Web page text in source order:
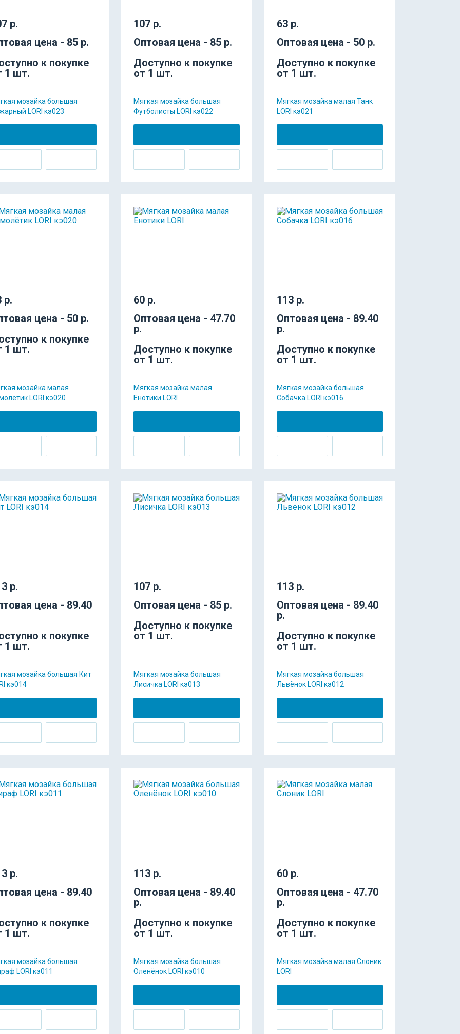
р.
цена - 85 р.
к покупке
1 шт.
мозайка большая
LORI кэ023
107 р.
Оптовая цена - 85 р.
Доступно к покупке
от 1 шт.
Мягкая мозайка большая
Футболисты LORI кэ022
63 р.
Оптовая цена - 50 р.
Доступно к покупке
от 1 шт.
Мягкая мозайка малая Танк
LORI кэ021
р.
цена - 50 р.
к покупке
1 шт.
мозайка малая
LORI кэ020
60 р.
Оптовая цена - 47.70
р.
Доступно к покупке
от 1 шт.
Мягкая мозайка малая
Енотики LORI
113 р.
Оптовая цена - 89.40
р.
Доступно к покупке
от 1 шт.
Мягкая мозайка большая
Собачка LORI кэ016
р.
цена - 89.40
к покупке
1 шт.
мозайка большая Кит
кэ014
107 р.
Оптовая цена - 85 р.
Доступно к покупке
от 1 шт.
Мягкая мозайка большая
Лисичка LORI кэ013
113 р.
Оптовая цена - 89.40
р.
Доступно к покупке
от 1 шт.
Мягкая мозайка большая
Львёнок LORI кэ012
р.
цена - 89.40
к покупке
1 шт.
мозайка большая
LORI кэ011
113 р.
Оптовая цена - 89.40
р.
Доступно к покупке
от 1 шт.
Мягкая мозайка большая
Оленёнок LORI кэ010
60 р.
Оптовая цена - 47.70
р.
Доступно к покупке
от 1 шт.
Мягкая мозайка малая Слоник
LORI